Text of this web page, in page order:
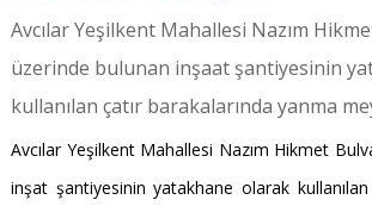
Avcılar Yeşilkent Mahallesi Nazım
üzerinde bulunan inşaat şantiyesinin
kullanılan çatır barakalarında yanma
Avcılar Yeşilkent Mahallesi Nazım Hikmet
inşat şantiyesinin yatakhane olarak kullanılan